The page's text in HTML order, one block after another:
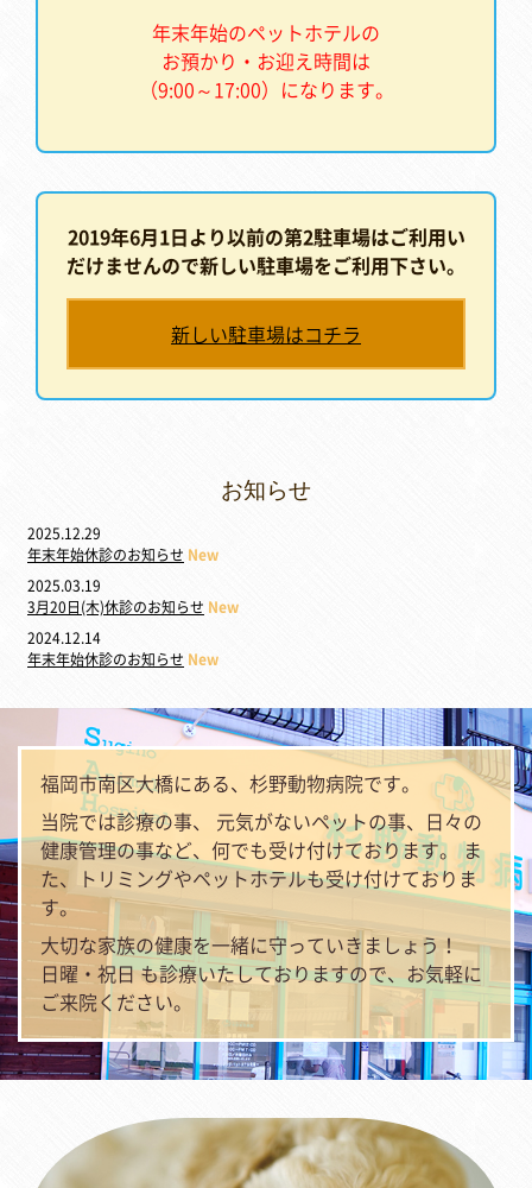
年末年始のペットホテルの
お預かり・お迎え時間は
（9:00～17:00）になります。
2019年6月1日より以前の第2駐車場はご利用い
だけませんので新しい駐車場をご利用下さい。
新しい駐車場はコチラ
お知らせ
2025.12.29
年末年始休診のお知らせ New
2025.03.19
3月20日(木)休診のお知らせ New
2024.12.14
年末年始休診のお知らせ New
福岡市南区大橋にある、杉野動物病院です。
当院では診療の事、 元気がないペットの事、日々の
健康管理の事など、何でも受け付けております。 ま
た、トリミングやペットホテルも受け付けておりま
す。
大切な家族の健康を一緒に守っていきましょう！
日曜・祝日 も診療いたしておりますので、お気軽に
ご来院ください。